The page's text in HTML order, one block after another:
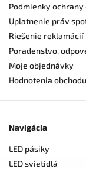
Podmienky
Uplatnenie práv
Riešenie reklamácií
Poradenstvo,
Moje objednávky
Hodnotenia obchodu
Navigácia
LED pásiky
LED svietidlá